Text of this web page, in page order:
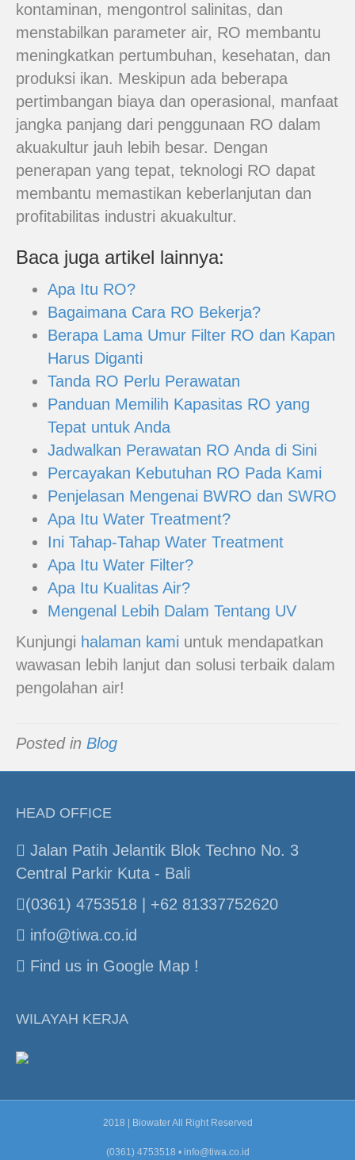
kontaminan, mengontrol salinitas, dan
menstabilkan parameter air, RO membantu
meningkatkan pertumbuhan, kesehatan, dan
produksi ikan. Meskipun ada beberapa
pertimbangan biaya dan operasional, manfaat
jangka panjang dari penggunaan RO dalam
akuakultur jauh lebih besar. Dengan
penerapan yang tepat, teknologi RO dapat
membantu memastikan keberlanjutan dan
profitabilitas industri akuakultur.
Baca juga artikel lainnya:
Apa Itu RO?
Bagaimana Cara RO Bekerja?
Berapa Lama Umur Filter RO dan Kapan
Harus Diganti
Tanda RO Perlu Perawatan
Panduan Memilih Kapasitas RO yang
Tepat untuk Anda
Jadwalkan Perawatan RO Anda di Sini
Percayakan Kebutuhan RO Pada Kami
Penjelasan Mengenai BWRO dan SWRO
Apa Itu Water Treatment?
Ini Tahap-Tahap Water Treatment
Apa Itu Water Filter?
Apa Itu Kualitas Air?
Mengenal Lebih Dalam Tentang UV
Kunjungi halaman kami untuk mendapatkan
wawasan lebih lanjut dan solusi terbaik dalam
pengolahan air!
Posted in Blog
HEAD OFFICE
Jalan Patih Jelantik Blok Techno No. 3
Central Parkir Kuta - Bali
(0361) 4753518 | +62 81337752620
info@tiwa.co.id
Find us in Google Map !
WILAYAH KERJA
2018 | Biowater All Right Reserved
(0361) 4753518 • info@tiwa.co.id